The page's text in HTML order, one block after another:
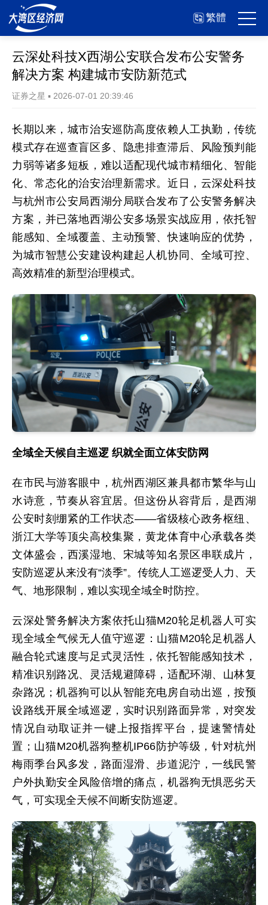
繁體
云深处科技X西湖公安联合发布公安警务
解决方案 构建城市安防新范式
证券之星 ▪ 2026-07-01 20:39:46
长期以来，城市治安巡防高度依赖人工执勤，传统
模式存在巡查盲区多、隐患排查滞后、风险预判能
力弱等诸多短板，难以适配现代城市精细化、智能
化、常态化的治安治理新需求。近日，云深处科技
与杭州市公安局西湖分局联合发布了公安警务解决
方案，并已落地西湖公安多场景实战应用，依托智
能感知、全域覆盖、主动预警、快速响应的优势，
为城市智慧公安建设构建起人机协同、全域可控、
高效精准的新型治理模式。
全域全天候自主巡逻 织就全面立体安防网
在市民与游客眼中，杭州西湖区兼具都市繁华与山
水诗意，节奏从容宜居。但这份从容背后，是西湖
公安时刻绷紧的工作状态——省级核心政务枢纽、
浙江大学等顶尖高校集聚，黄龙体育中心承载各类
文体盛会，西溪湿地、宋城等知名景区串联成片，
安防巡逻从来没有“淡季”。传统人工巡逻受人力、天
气、地形限制，难以实现全域全时防控。
云深处警务解决方案依托山猫M20轮足机器人可实
现全域全气候无人值守巡逻：山猫M20轮足机器人
融合轮式速度与足式灵活性，依托智能感知技术，
精准识别路况、灵活规避障碍，适配环湖、山林复
杂路况；机器狗可以从智能充电房自动出巡，按预
设路线开展全域巡逻，实时识别路面异常，对突发
情况自动取证并一键上报指挥平台，提速警情处
置；山猫M20机器狗整机IP66防护等级，针对杭州
梅雨季台风多发，路面湿滑、步道泥泞，一线民警
户外执勤安全风险倍增的痛点，机器狗无惧恶劣天
气，可实现全天候不间断安防巡逻。